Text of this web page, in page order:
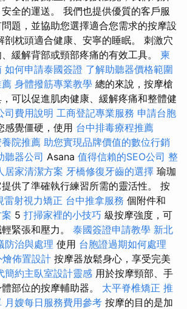
全的運送。 我們也提供優質的客戶服
題，並協助您選擇適合您需求的按摩設
剖枕頭適合健康、安寧的睡眠。 刺激穴
緩解背部或頸部疼痛的有效工具。 柬
如何申請泰國簽證 了解助聽器價格範圍
身體撥筋專業教學 總的來說，按摩槍
可以促進肌肉健康、緩解疼痛和整體健
司費用說明 工商登記專業服務 申請台胞
感覺僵硬，使用 台中排毒療程推薦
院推薦 助您實現品牌價值的數位行銷
聽器公司 Asana 值得信賴的SEO公司 整
居家清潔方案 牙橋修復牙齒的選擇 瑜珈
供了準確執行練習所需的靈活性。 按
雷射視力矯正 台中推拿服務 個附件和
5 打掃家裡的小技巧 級按摩強度，可
緊張和壓力。 泰國簽證申請教學 新北
防治與處理 使用 台胞證過期如何處理
佈置設計 按摩器放鬆身心，享受完美
簡約主臥室設計靈感 用於按摩頸部、手
部位的按摩輔助器。 太平脊椎矯正 推
月嫂每日服務費用參考 按摩的目的是加